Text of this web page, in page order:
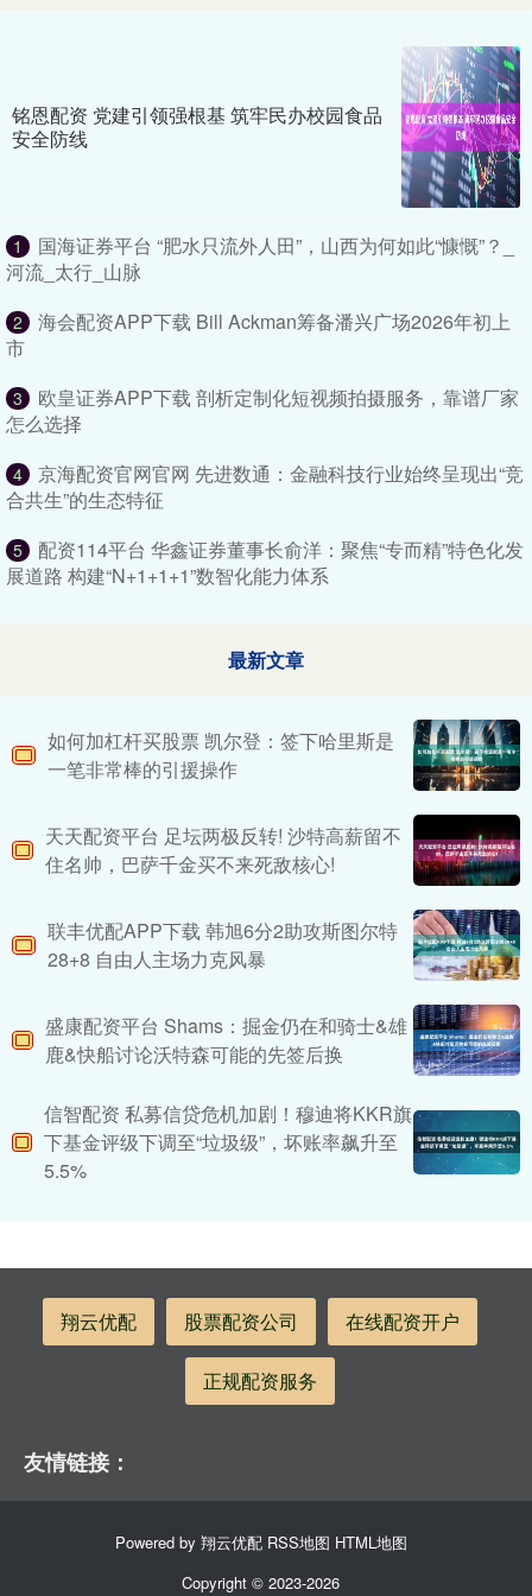
铭恩配资 党建引领强根基 筑牢民办校园食品
安全防线
1
国海证券平台 “肥水只流外人田”，山西为何如此“慷慨”？_
河流_太行_山脉
2
海会配资APP下载 Bill Ackman筹备潘兴广场2026年初上
市
3
欧皇证券APP下载 剖析定制化短视频拍摄服务，靠谱厂家
怎么选择
4
京海配资官网官网 先进数通：金融科技行业始终呈现出“竞
合共生”的生态特征
5
配资114平台 华鑫证券董事长俞洋：聚焦“专而精”特色化发
展道路 构建“N+1+1+1”数智化能力体系
最新文章
如何加杠杆买股票 凯尔登：签下哈里斯是
一笔非常棒的引援操作
天天配资平台 足坛两极反转! 沙特高薪留不
住名帅，巴萨千金买不来死敌核心!
联丰优配APP下载 韩旭6分2助攻斯图尔特
28+8 自由人主场力克风暴
盛康配资平台 Shams：掘金仍在和骑士&雄
鹿&快船讨论沃特森可能的先签后换
信智配资 私募信贷危机加剧！穆迪将KKR旗
下基金评级下调至“垃圾级”，坏账率飙升至
5.5%
翔云优配 股票配资公司 在线配资开户
正规配资服务
友情链接：
Powered by 翔云优配 RSS地图 HTML地图
Copyright © 2023-2026